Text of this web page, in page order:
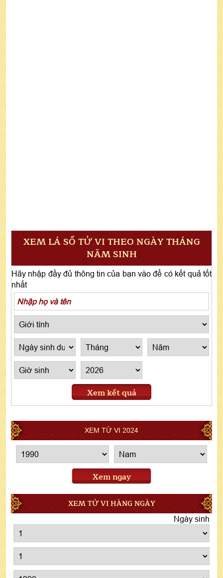
XEM LÁ SỐ TỬ VI THEO NGÀY THÁNG
NĂM SINH
Hãy nhập đầy đủ thông tin của bạn vào để có kết quả tốt
nhất
Xem kết quả
XEM TỬ VI 2024
Xem ngay
XEM TỬ VI HÀNG NGÀY
Ngày sinh